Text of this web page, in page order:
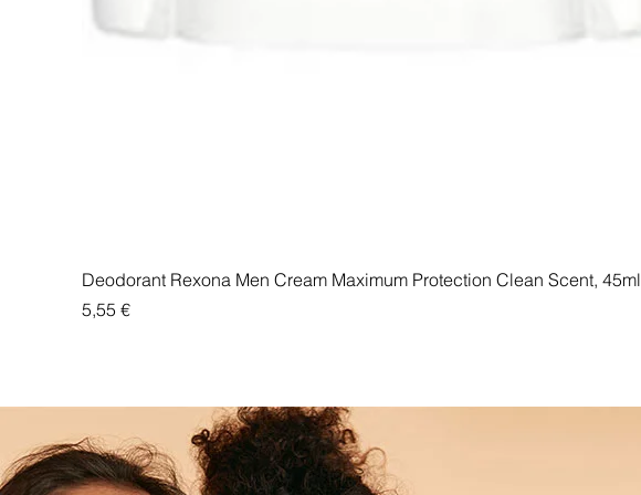
Deodorant Rexona Men Cream Maximum Protection Clean Scent, 45ml
Price
5,55 €